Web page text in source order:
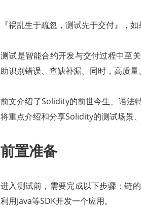
『祸乱生于疏忽，测试先于交付』，
测试是智能合约开发与交付过程中至
助识别错误、查缺补漏。同时，高质
前文介绍了Solidity的前世今生、语法
将重点介绍和分享Solidity的测试场景、
前置准备
进入测试前，需要完成以下步骤：链
利用Java等SDK开发一个应用。